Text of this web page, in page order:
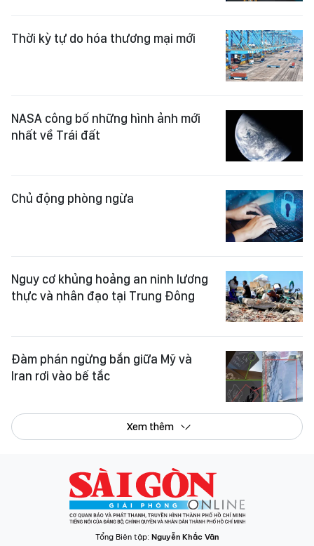
Thời kỳ tự do hóa thương mại mới
NASA công bố những hình ảnh mới
nhất về Trái đất
Chủ động phòng ngừa
Nguy cơ khủng hoảng an ninh lương
thực và nhân đạo tại Trung Đông
Đàm phán ngừng bắn giữa Mỹ và
Iran rơi vào bế tắc
Xem thêm
Tổng Biên tập: Nguyễn Khắc Văn